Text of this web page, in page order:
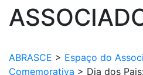
ABRASCE > Espaço do
Comemorativa > Dia dos